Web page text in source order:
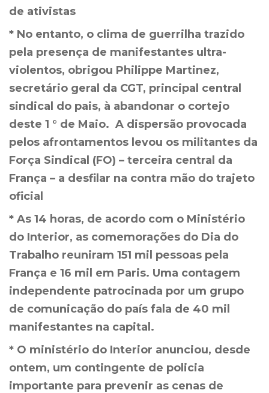
de ativistas
* No entanto, o clima de guerrilha trazido
pela presença de manifestantes ultra-
violentos, obrigou Philippe Martinez,
secretário geral da CGT, principal central
sindical do pais, à abandonar o cortejo
deste 1 ° de Maio. A dispersão provocada
pelos afrontamentos levou os militantes da
Força Sindical (FO) – terceira central da
França – a desfilar na contra mão do trajeto
oficial
* As 14 horas, de acordo com o Ministério
do Interior, as comemorações do Dia do
Trabalho reuniram 151 mil pessoas pela
França e 16 mil em Paris. Uma contagem
independente patrocinada por um grupo
de comunicação do país fala de 40 mil
manifestantes na capital.
* O ministério do Interior anunciou, desde
ontem, um contingente de policia
importante para prevenir as cenas de